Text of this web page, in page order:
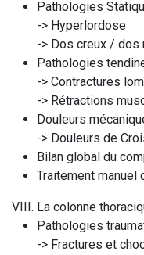
Pathologies
-> Hyperlordose
-> Dos creux / dos
Pathologies
-> Contractures
-> Rétractions
Douleurs
-> Douleurs de
Bilan global du
Traitement manuel
VIII. La colonne
Pathologies
-> Fractures et